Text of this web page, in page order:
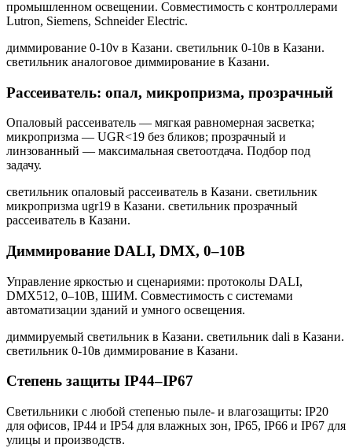
промышленном освещении. Совместимость с контроллерами
Lutron, Siemens, Schneider Electric.
диммирование 0-10v в Казани. светильник 0-10в в Казани.
светильник аналоговое диммирование в Казани.
Рассеиватель: опал, микропризма, прозрачный
Опаловый рассеиватель — мягкая равномерная засветка;
микропризма — UGR<19 без бликов; прозрачный и
линзованный — максимальная светоотдача. Подбор под
задачу.
светильник опаловый рассеиватель в Казани. светильник
микропризма ugr19 в Казани. светильник прозрачный
рассеиватель в Казани.
Диммирование DALI, DMX, 0–10В
Управление яркостью и сценариями: протоколы DALI,
DMX512, 0–10В, ШИМ. Совместимость с системами
автоматизации зданий и умного освещения.
диммируемый светильник в Казани. светильник dali в Казани.
светильник 0-10в диммирование в Казани.
Степень защиты IP44–IP67
Светильники с любой степенью пыле- и влагозащиты: IP20
для офисов, IP44 и IP54 для влажных зон, IP65, IP66 и IP67 для
улицы и производств.